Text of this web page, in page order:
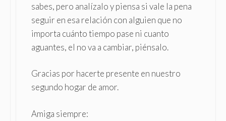
sabes, pero analízalo y piensa si vale la pena
seguir en esa relación con alguien que no
importa cuánto tiempo pase ni cuanto
aguantes, el no va a cambiar, piénsalo.
Gracias por hacerte presente en nuestro
segundo hogar de amor.
Amiga siempre: